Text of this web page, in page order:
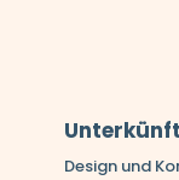
Design und